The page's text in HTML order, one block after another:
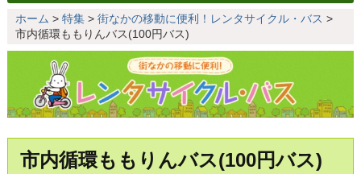
ホーム >特集 >街なかの移動に便利！レンタサイクル・バス >
市内循環ももりんバス(100円バス)
市内循環ももりんバス(100円バス)